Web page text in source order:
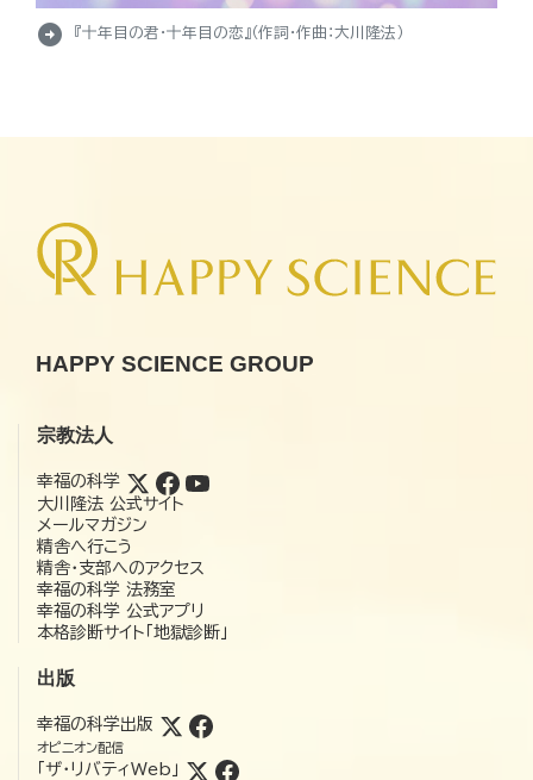
arrow_circle_right 『十年目の君・十年目の恋』（作詞・作曲：大川隆法）
HAPPY SCIENCE GROUP
宗教法人
幸福の科学
大川隆法 公式サイト
メールマガジン
精舎へ行こう
精舎・支部へのアクセス
幸福の科学 法務室
幸福の科学 公式アプリ
本格診断サイト「地獄診断」
出版
幸福の科学出版
オピニオン配信
「ザ・リバティWeb」